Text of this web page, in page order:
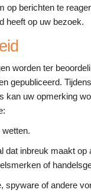
op berichten te
heeft op uw bezoek.
worden ter
gepubliceerd.
kan uw opmerking
dat inbreuk maakt op
of
spyware of andere